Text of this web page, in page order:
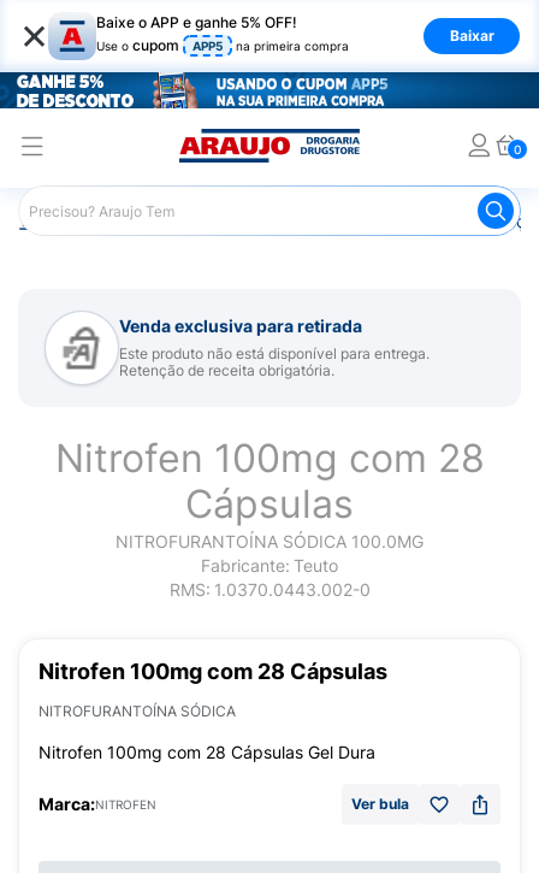
× Baixe o APP e ganhe 5% OFF!
Use o cupom APP5 na primeira compra
Baixar
0
Araujo Medicamentos Remédios para Alergias e
Venda exclusiva para retirada
Este produto não está disponível para entrega.
Retenção de receita obrigatória.
Nitrofen 100mg com 28
Cápsulas
NITROFURANTOÍNA SÓDICA 100.0MG
Fabricante: Teuto
RMS: 1.0370.0443.002-0
Nitrofen 100mg com 28 Cápsulas
NITROFURANTOÍNA SÓDICA
Nitrofen 100mg com 28 Cápsulas Gel Dura
Marca:NITROFEN Ver bula